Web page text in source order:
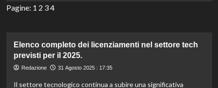
in
oggi.
più
regali
per
gli
amanti
Pagine: 1 2 34
Elenco completo dei licenziamenti nel settore tech
previsti per il 2025.
Redazione 31 Agosto 2025 : 17:35
Il settore tecnologico continua a subire una significativa